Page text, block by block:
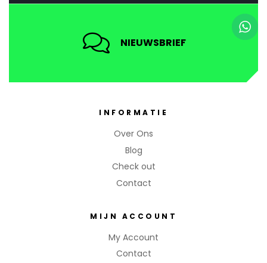
NIEUWSBRIEF
INFORMATIE
Over Ons
Blog
Check out
Contact
MIJN ACCOUNT
My Account
Contact